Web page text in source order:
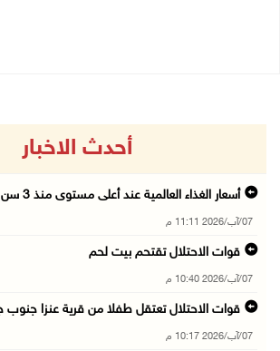
أحدث الاخبار
أسعار الغذاء العالمية عند أعلى مستوى منذ 3 سن ...
07/آب/2026 11:11 م
قوات الاحتلال تقتحم بيت لحم
07/آب/2026 10:40 م
قوات الاحتلال تعتقل طفلا من قرية عنزا
07/آب/2026 10:17 م